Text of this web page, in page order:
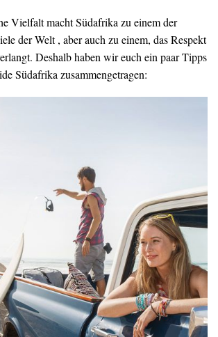
Vielfalt macht Südafrika zu einem der
der Welt , aber auch zu einem, das Respekt
Deshalb haben wir euch ein paar Tipps
Südafrika zusammengetragen: